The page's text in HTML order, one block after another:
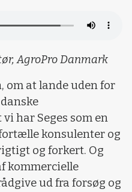
AgroPro Danmark
om at lande uden for
har Seges som en
konsulenter og
og forkert. Og
kommercielle
ud fra forsøg og